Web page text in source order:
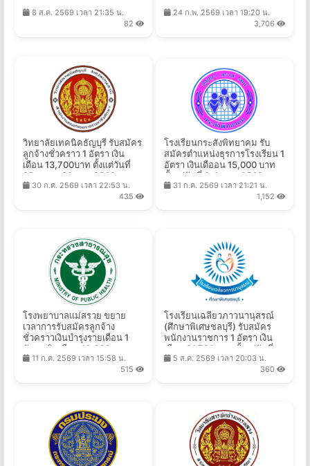
8 ส.ค. 2569 เวลา 21:35 น.
82
24 ก.พ. 2569 เวลา 19:20 น.
3,706
วิทยาลัยเทคนิคธัญบุรี รับสมัคร
ลูกจ้างชั่วคราว 1 อัตรา เงิน
เดือน 13,700บาท ตั้งแต่วันที่
25 ส.ค. - 30 ก.ย. 2569
30 ก.ค. 2569 เวลา 22:53 น.
435
โรงเรียนกระสังพิทยาคม รับ
สมัครตำแหน่งธุรการโรงเรียน 1
อัตรา เงินเดืออน 15,000 บาท
ตั้งแต่วันที่ 3-9 ส.ค. 2569
31 ก.ค. 2569 เวลา 21:21 น.
1,152
โรงพยาบาลแม่สรวย ขยาย
เวลาการรับสมัครลูกจ้าง
ชั่วคราวเงินบำรุงรายเดือน 1
อัตรา เงินเดือน 18,000 บาท
ตั้งแต่บัดนี้ - 15 ก.ย. 2569
11 ก.ค. 2569 เวลา 15:58 น.
515
โรงเรียนเฉลียวภาวนานุสรณ์
(ศึกษาพิเศษชลบุรี) รับสมัคร
พนักงานราชการ 1 อัตรา เงิน
เดือน 21,780 บาท ตั้งแต่วันที่
10-16 ส.ค. 2569
5 ส.ค. 2569 เวลา 20:03 น.
360